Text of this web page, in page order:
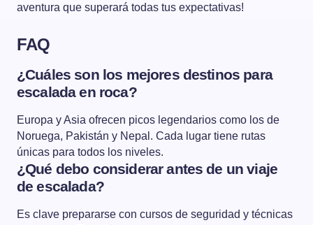
aventura que superará todas tus expectativas!
FAQ
¿Cuáles son los mejores destinos para
escalada en roca?
Europa y Asia ofrecen picos legendarios como los de
Noruega, Pakistán y Nepal. Cada lugar tiene rutas
únicas para todos los niveles.
¿Qué debo considerar antes de un viaje
de escalada?
Es clave prepararse con cursos de seguridad y técnicas